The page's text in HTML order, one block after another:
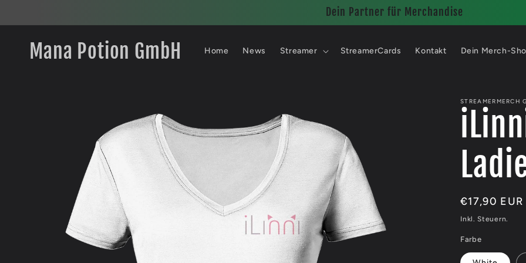
Inhalt
Dein Partner für Merchandise
Mana Potion GmbH Home News Streamer StreamerCards Kontakt Dein Merch-
STREAMERMERCH
Normaler
Preis
€17,90 EUR
Inkl. Steuern.
Farbe